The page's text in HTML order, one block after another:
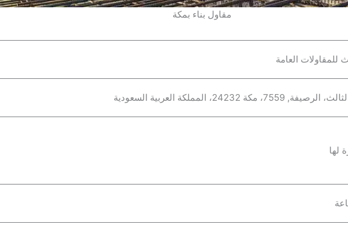
مقاول بناء بمكة
للمقاولات العامة
لها